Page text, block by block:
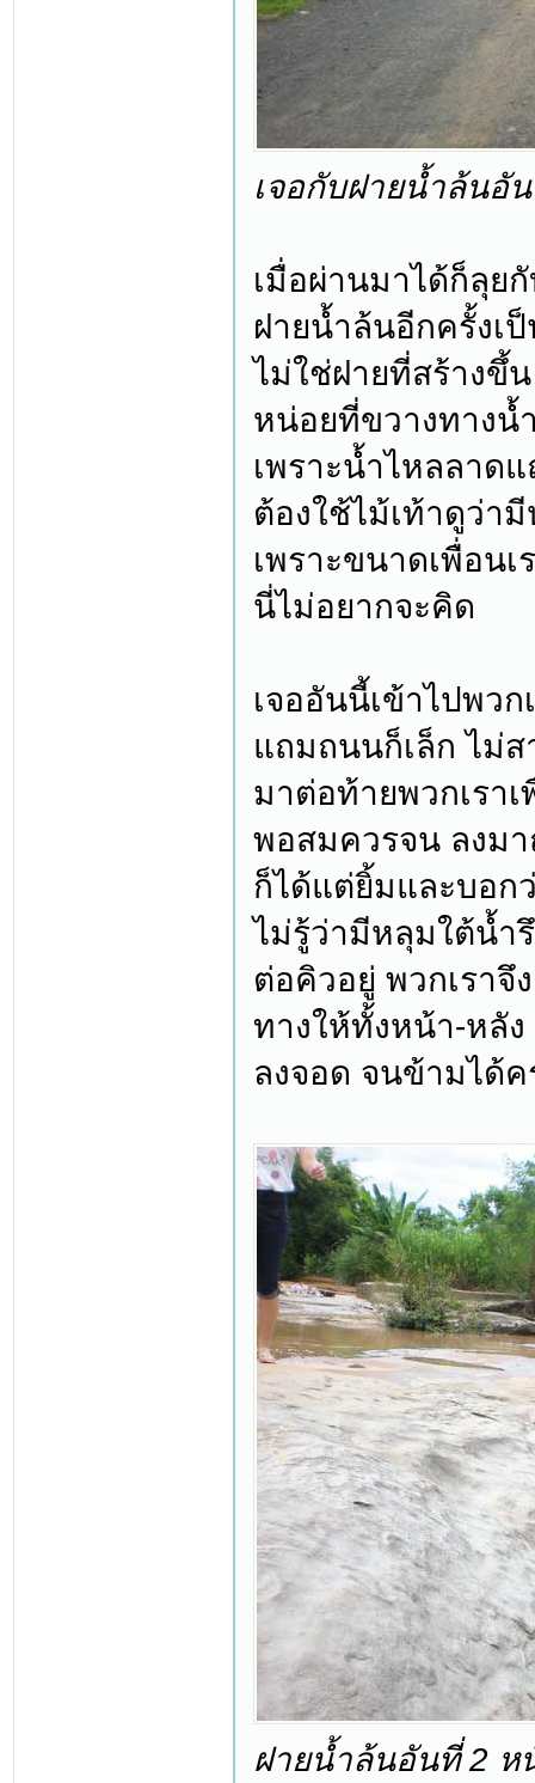
เจอกับฝายน้ำล้นอั
เมื่อผ่านมาได้ก็ลุย
ฝายน้ำล้นอีกครั้งเ
ไม่ใช่ฝายที่สร้างขึ้
หน่อยที่ขวางทางน้
เพราะน้ำไหลลาด
ต้องใช้ไม้เท้าดูว่า
เพราะขนาดเพื่อน
นี่ไม่อยากจะคิด
เจออันนี้เข้าไปพว
แถมถนนก็เล็ก ไม่
มาต่อท้ายพวกเรา
พอสมควรจน ลงมา
ก็ได้แต่ยิ้มและบอก
ไม่รู้ว่ามีหลุมใต้น้ำ
ต่อคิวอยู่ พวกเราจึ
ทางให้ทั้งหน้า-หลั
ลงจอด จนข้ามได้
ฝายน้ำล้นอันที่ 2 ห